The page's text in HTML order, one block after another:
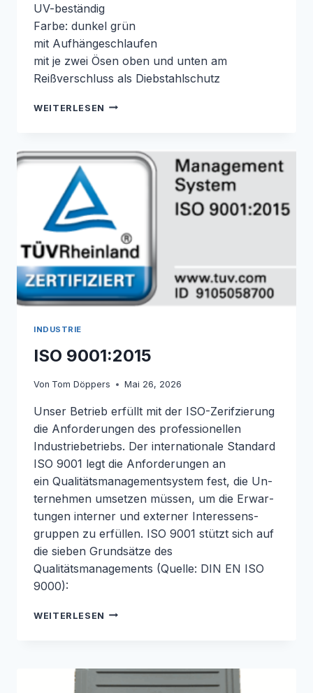
UV-beständig
Farbe: dunkel grün
mit Aufhängeschlaufen
mit je zwei Ösen oben und unten am
Reißverschluss als Diebstahlschutz
WEITERLESEN DER
BAUMBEWÄSSERUNG
EXTRAKLASSE
INDUSTRIE
ISO 9001:2015
Von Tom Döppers Mai 26, 2026
Unser Betrieb erfüllt mit der ISO-Zerifzierung
die Anforderungen des professionellen
Industriebetriebs. Der in­ter­na­tio­na­le Standard
ISO 9001 legt die An­for­de­run­gen an
ein Qualitätsmanagementsystem fest, die Un­
ter­neh­men umsetzen müssen, um die Er­war­
tun­gen interner und externer In­ter­es­sens­
grup­pen zu erfüllen. ISO 9001 stützt sich auf
die sieben Grundsätze des
Qualitätsmanagements (Quelle: DIN EN ISO
9000):
WEITERLESEN ISO